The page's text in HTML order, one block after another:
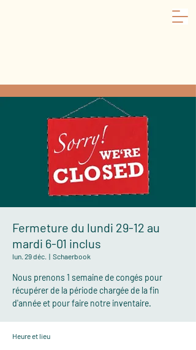
Fermeture du lundi 29-12 au
mardi 6-01 inclus
lun. 29 déc.
  |
Schaerbook
Nous prenons 1 semaine de congés pour
récupérer de la période chargée de la fin
d'année et pour faire notre inventaire.
Heure et lieu